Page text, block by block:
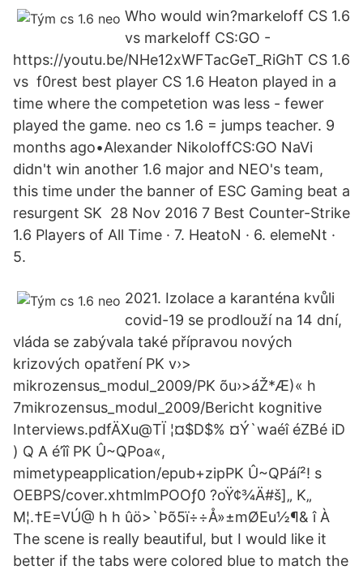
Who would win?markeloff CS 1.6
vs markeloff CS:GO -
https://youtu.be/NHe12xWFTacGeT_RiGhT CS 1.6
vs f0rest best player CS 1.6 Heaton played in a
time where the competetion was less - fewer
played the game. neo cs 1.6 = jumps teacher. 9
months ago•Alexander NikoloffCS:GO NaVi
didn't win another 1.6 major and NEO's team,
this time under the banner of ESC Gaming beat a
resurgent SK 28 Nov 2016 7 Best Counter-Strike
1.6 Players of All Time · 7. HeatoN · 6. elemeNt ·
5.
2021. Izolace a karanténa kvůli
covid-19 se prodlouží na 14 dní,
vláda se zabývala také přípravou nových
krizových opatření PK v›>
mikrozensus_modul_2009/PK õu›>áŽ*Æ)« h
7mikrozensus_modul_2009/Bericht kognitive
Interviews.pdfÄXu@TÏ ¦¤$D$% ¤Ý`waéî éZBé iD
) Q A é’îî PK Û~QPoa«,
mimetypeapplication/epub+zipPK Û~QPáí²! s
OEBPS/cover.xhtmlmPOOƒ0 ?oŸ¢¾Ä#š]„ K„
M¦.†E=VÚ@ h h ûö>`Þõ5ï÷÷Å»±mØEu½¶& î À
The scene is really beautiful, but I would like it
better if the tabs were colored blue to match the